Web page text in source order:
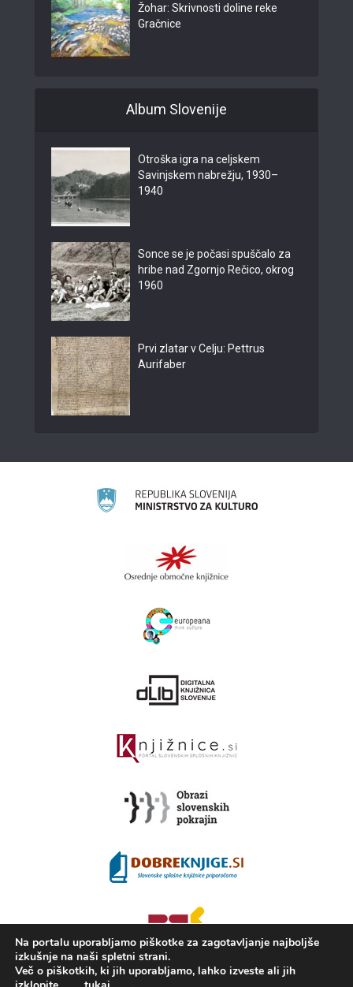
Žohar: Skrivnosti doline reke
Gračnice
Album Slovenije
Otroška igra na celjskem
Savinjskem nabrežju, 1930–
1940
Sonce se je počasi spuščalo za
hribe nad Zgornjo Rečico, okrog
1960
Prvi zlatar v Celju: Pettrus
Aurifaber
Na portalu uporabljamo piškotke za zagotavljanje najboljše
izkušnje na naši spletni strani.
Več o piškotkih, ki jih uporabljamo, lahko izveste ali jih